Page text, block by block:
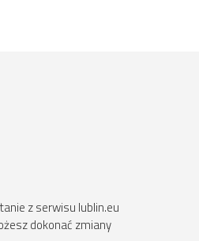
z serwisu lublin.eu
dokonać zmiany